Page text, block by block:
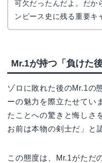
可欠だったんだよ。だか
ンピース史に残る重要キ
Mr.1が持つ「負けた
ゾロに敗れた後のMr.1の
ーの魅力を際立たせてい
たことへの驚きと悔しさ
お前は本物の剣士だ」と
この態度は、Mr.1がただ